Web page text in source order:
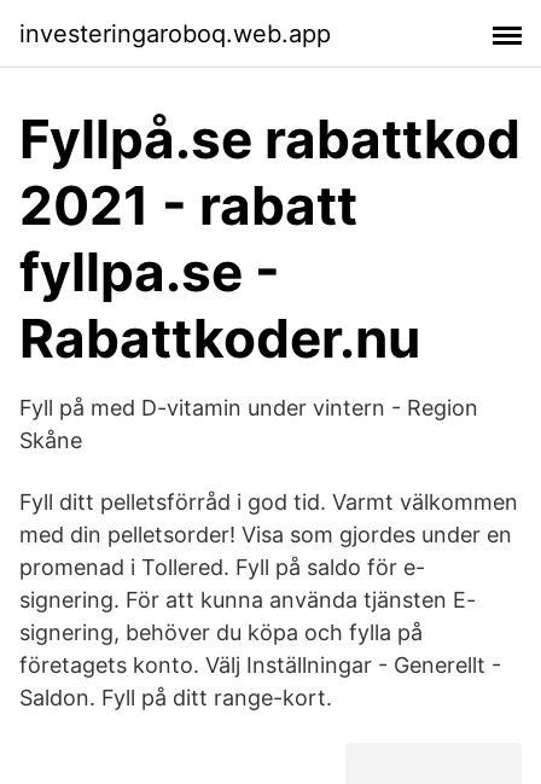
investeringaroboq.web.app
Fyllpå.se rabattkod
2021 - rabatt
fyllpa.se -
Rabattkoder.nu
Fyll på med D-vitamin under vintern - Region
Skåne
Fyll ditt pelletsförråd i god tid. Varmt välkommen
med din pelletsorder! Visa som gjordes under en
promenad i Tollered. Fyll på saldo för e-
signering. För att kunna använda tjänsten E-
signering, behöver du köpa och fylla på
företagets konto. Välj Inställningar - Generellt -
Saldon. Fyll på ditt range-kort.